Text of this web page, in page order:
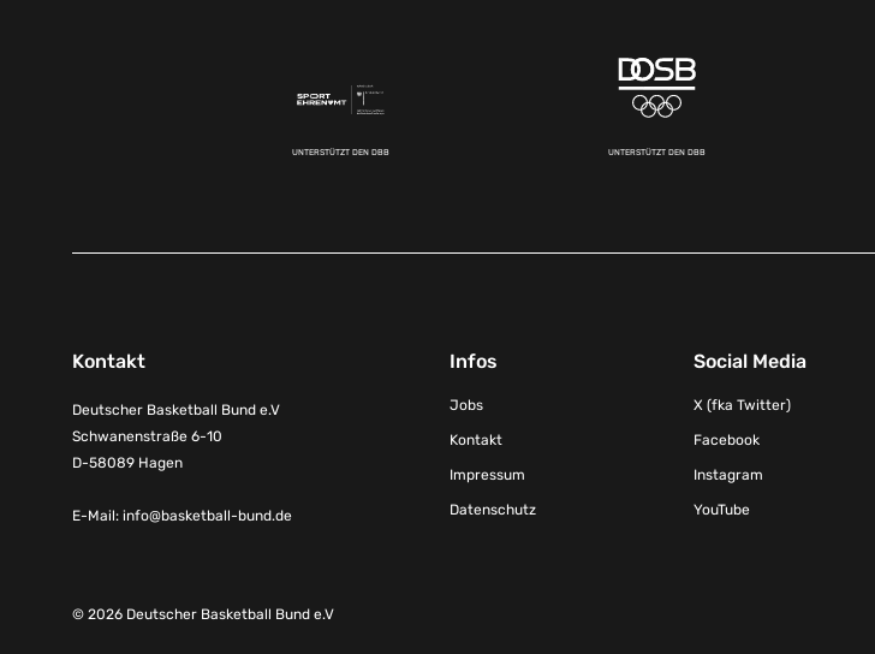
UNTERSTÜTZT DEN DBB UNTERSTÜTZT DEN DBB
Kontakt
Deutscher Basketball Bund e.V
Schwanenstraße 6-10
D-58089 Hagen
E-Mail: info@basketball-bund.de
Infos
Jobs
Kontakt
Impressum
Datenschutz
Social Media
X (fka Twitter)
Facebook
Instagram
YouTube
© 2026 Deutscher Basketball Bund e.V